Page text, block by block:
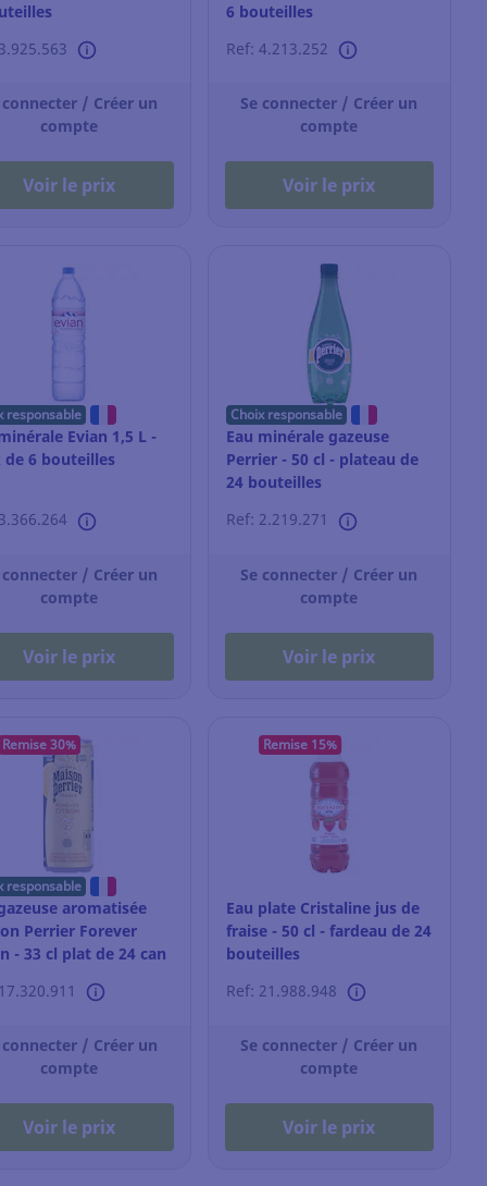
connecter / Créer un
compte
Voir le prix
6 bouteilles
Ref: 4.213.252
Se connecter / Créer un
compte
Voir le prix
responsable
Evian 1,5 L -
de 6 bouteilles
connecter / Créer un
compte
Voir le prix
Choix responsable
Eau minérale gazeuse
Perrier - 50 cl - plateau de
24 bouteilles
Ref: 2.219.271
Se connecter / Créer un
compte
Voir le prix
Remise 30%
responsable
aromatisée
Perrier Forever
- 33 cl plat de 24 can
connecter / Créer un
compte
Voir le prix
Remise 15%
Eau plate Cristaline jus de
fraise - 50 cl - fardeau de 24
bouteilles
Ref: 21.988.948
Se connecter / Créer un
compte
Voir le prix